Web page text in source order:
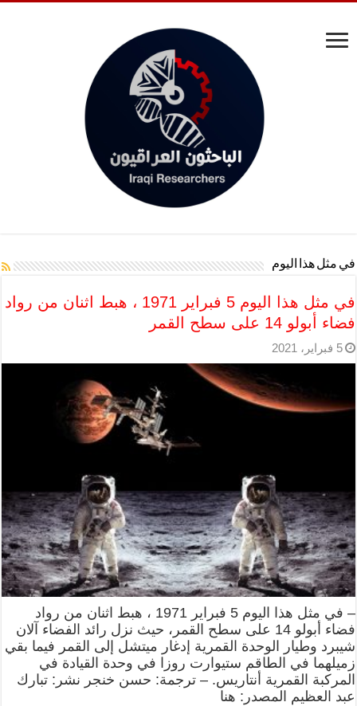
في مثل هذا اليوم
في مثل هذا اليوم 5 فبراير 1971 ، هبط اثنان من رواد
فضاء أبولو 14 على سطح القمر
5 فبراير، 2021
– في مثل هذا اليوم 5 فبراير 1971 ، هبط اثنان من رواد
فضاء أبولو 14 على سطح القمر، حيث نزل رائد الفضاء آلان
شيبرد وطيار الوحدة القمرية إدغار ميتشل إلى القمر فيما بقي
زميلهما في الطاقم ستيوارت روزا في وحدة القيادة في
المركبة القمرية أنتاريس. – ترجمة: حسن خنجر نشر: تبارك
عبد العظيم المصدر: هنا